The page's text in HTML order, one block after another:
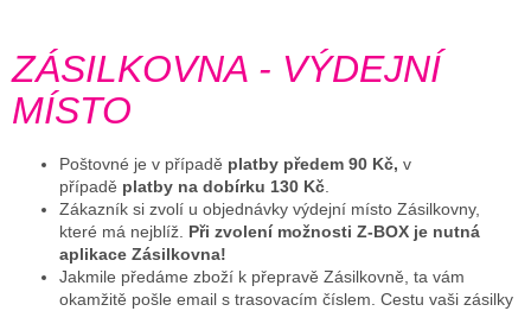
ZÁSILKOVNA - VÝDEJNÍ
MÍSTO
Poštovné je v případě platby předem 90 Kč, v
případě platby na dobírku 130 Kč
Zákazník si zvolí u objednávky výdejní místo Zásilkovny,
které má nejblíž. Při zvolení možnosti Z-BOX je nutná
aplikace Zásilkovna!
Jakmile předáme zboží k přepravě Zásilkovně, ta vám
okamžitě pošle email s trasovacím číslem. Cestu vaši zásilky